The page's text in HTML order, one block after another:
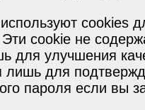
cookies
cookie не
для улучшения
лишь для
пароля если вы